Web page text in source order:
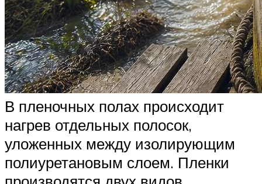
В пленочных полах происходит
нагрев отдельных полосок,
уложенных между изолирующим
полиуретановым слоем. Пленки